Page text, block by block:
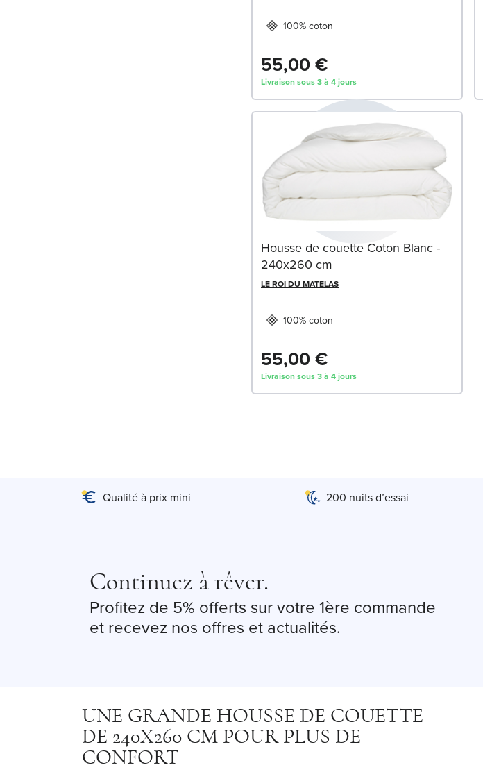
100% coton
55,00 €
Livraison sous 3 à 4 jours
Housse de couette Coton Blanc -
240x260 cm
LE ROI DU MATELAS
100% coton
55,00 €
Livraison sous 3 à 4 jours
Qualité à prix mini 200 nuits d’essai
Continuez à rêver.
Profitez de 5% offerts sur votre 1ère commande
et recevez nos offres et actualités.
UNE GRANDE HOUSSE DE COUETTE
DE 240X260 CM POUR PLUS DE
CONFORT